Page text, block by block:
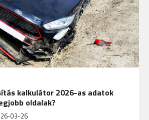
kalkulátor 2026-as adatok
oldalak?
03-26